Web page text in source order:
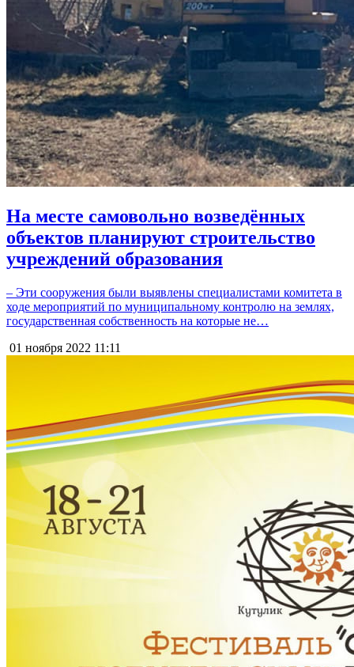
На месте самовольно возведённых
объектов планируют строительство
учреждений образования
– Эти сооружения были выявлены специалистами комитета в
ходе мероприятий по муниципальному контролю на землях,
государственная собственность на которые не…
01 ноября 2022 11:11